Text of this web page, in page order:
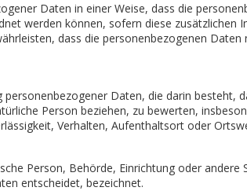
Daten in einer Weise, dass die
werden können, sofern diese
dass die personenbezogenen
Daten, die darin besteht,
Person beziehen, zu bewerten,
Verhalten, Aufenthaltsort oder
Person, Behörde, Einrichtung oder
entscheidet, bezeichnet.